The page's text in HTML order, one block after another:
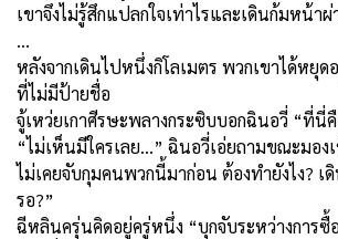
เขาจึงไม่รู้สึกแปลกใจเท่าไรและเดินก้มหน้า
…
หลังจากเดินไปหนึ่งกิโลเมตร พวกเขาได้หยุ
ที่ไม่มีป้ายชื่อ
จู้เหว่ยเกาศีรษะพลางกระซิบบอกฉินอวี่ “ที่นี่
“ไม่เห็นมีใครเลย...” ฉินอวี่เอ่ยถามขณะมอง
ไม่เคยจับกุมคนพวกนี้มาก่อน ต้องทำยังไง? เ
รอ?”
ฉีหลินครุ่นคิดอยู่ครู่หนึ่ง “บุกจับระหว่างการซื้